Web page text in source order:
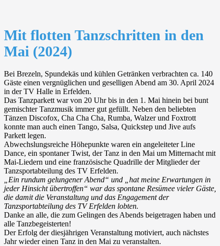
Mit flotten Tanzschritten in den
Mai (2024)
Bei Brezeln, Spundekäs und kühlen Getränken verbrachten ca. 140
Gäste einen vergnüglichen und geselligen Abend am 30. April 2024
in der TV Halle in Erfelden.
Das Tanzparkett war von 20 Uhr bis in den 1. Mai hinein bei bunt
gemischter Tanzmusik immer gut gefüllt. Neben den beliebten
Tänzen Discofox, Cha Cha Cha, Rumba, Walzer und Foxtrott
konnte man auch einen Tango, Salsa, Quickstep und Jive aufs
Parkett legen.
Abwechslungsreiche Höhepunkte waren ein angeleiteter Line
Dance, ein spontaner Twist, der Tanz in den Mai um Mitternacht mit
Mai-Liedern und eine französische Quadrille der Mitglieder der
Tanzsportabteilung des TV Erfelden.
„Ein rundum gelungener Abend“ und „hat meine Erwartungen in
jeder Hinsicht übertroffen“ war das spontane Resümee vieler Gäste,
die damit die Veranstaltung und das Engagement der
Tanzsportabteilung des TV Erfelden lobten.
Danke an alle, die zum Gelingen des Abends beigetragen haben und
alle Tanzbegeisterten!
Der Erfolg der diesjährigen Veranstaltung motiviert, auch nächstes
Jahr wieder einen Tanz in den Mai zu veranstalten.